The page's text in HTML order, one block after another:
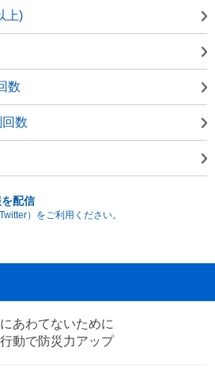
上)
数
数
配信
）をご利用ください。
あわてないために
動で防災力アップ